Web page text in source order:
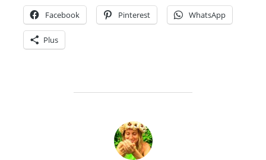
Facebook Pinterest WhatsApp
Plus
AUTEUR DE LA PUBLICATION